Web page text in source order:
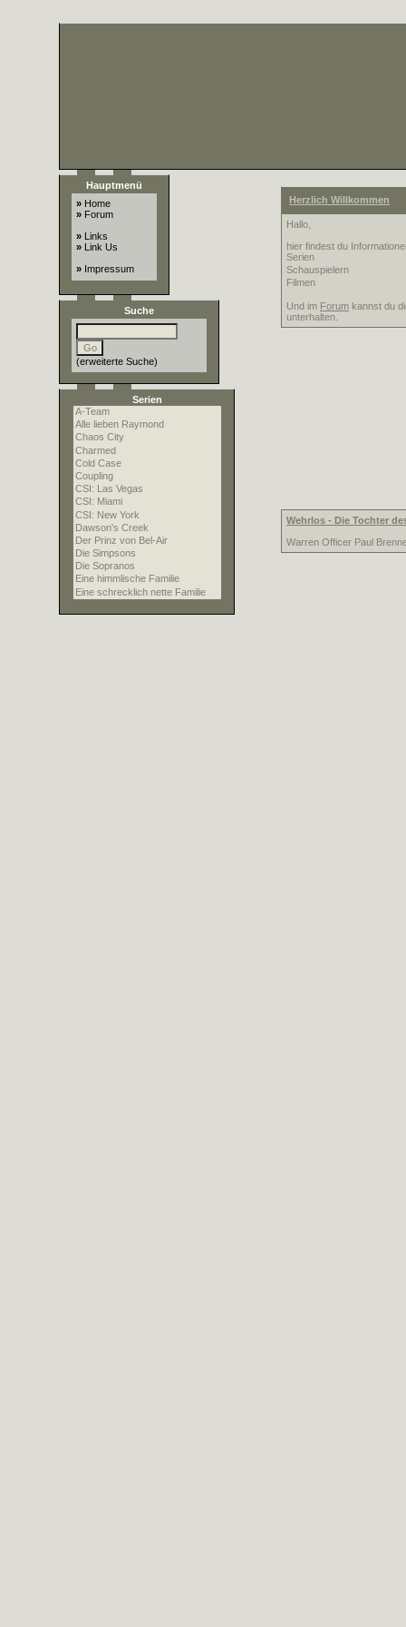
Hauptmenü
» Home
» Forum
» Links
» Link Us
» Impressum
Suche
(erweiterte Suche)
Serien
Herzlich Willkommen
Hallo,
hier findest du
Serien
Schauspielern
Filmen
Und im Forum kannst du
unterhalten.
Wehrlos - Die Tochter
Warren Officer Paul